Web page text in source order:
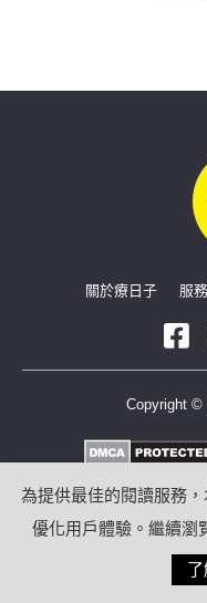
關於療日子 服
Copyright ©
為提供最佳的閱讀服務
優化用戶體驗。繼續瀏